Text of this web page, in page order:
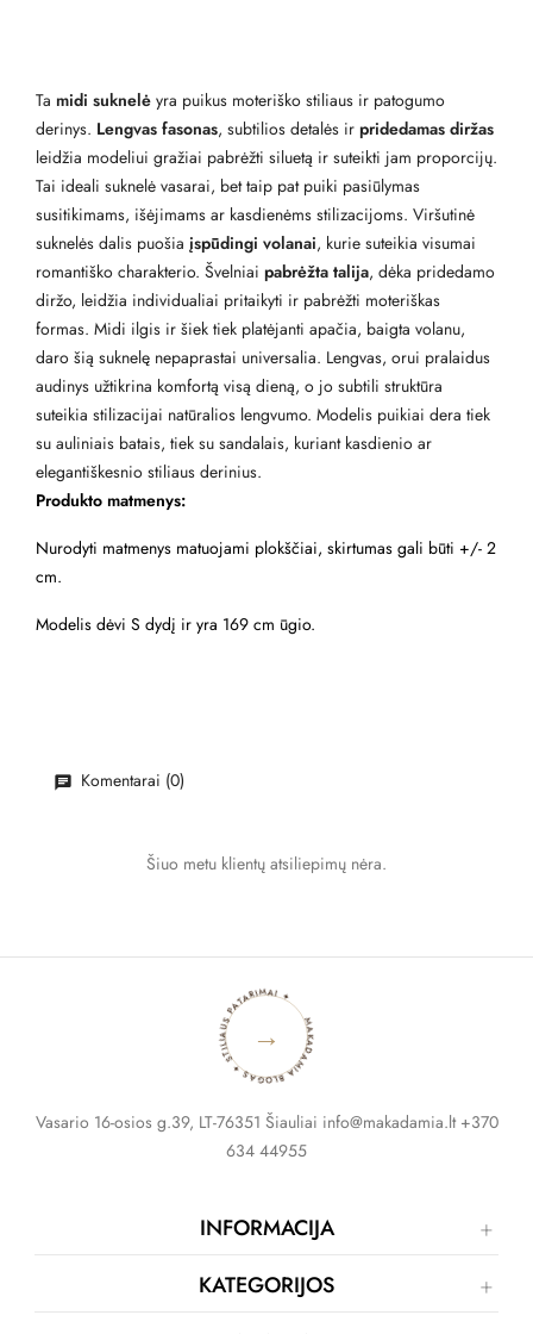
Ta midi suknelė yra puikus moteriško stiliaus ir patogumo
derinys. Lengvas fasonas, subtilios detalės ir pridedamas diržas
leidžia modeliui gražiai pabrėžti siluetą ir suteikti jam proporcijų.
Tai ideali suknelė vasarai, bet taip pat puiki pasiūlymas
susitikimams, išėjimams ar kasdienėms stilizacijoms. Viršutinė
suknelės dalis puošia įspūdingi volanai, kurie suteikia visumai
romantiško charakterio. Švelniai pabrėžta talija, dėka pridedamo
diržo, leidžia individualiai pritaikyti ir pabrėžti moteriškas
formas. Midi ilgis ir šiek tiek platėjanti apačia, baigta volanu,
daro šią suknelę nepaprastai universalia. Lengvas, orui pralaidus
audinys užtikrina komfortą visą dieną, o jo subtili struktūra
suteikia stilizacijai natūralios lengvumo. Modelis puikiai dera tiek
su auliniais batais, tiek su sandalais, kuriant kasdienio ar
elegantiškesnio stiliaus derinius.
Produkto matmenys:
Nurodyti matmenys matuojami plokščiai, skirtumas gali būti +/- 2
cm.
Modelis dėvi S dydį ir yra 169 cm ūgio.
Komentarai (0)
Šiuo metu klientų atsiliepimų nėra.
MAKADAMIA BLOGAS ✦ STILIAUS PATARIMAI ✦
→
Vasario 16-osios g.39, LT-76351 Šiauliai info@makadamia.lt +370
634 44955
INFORMACIJA
KATEGORIJOS